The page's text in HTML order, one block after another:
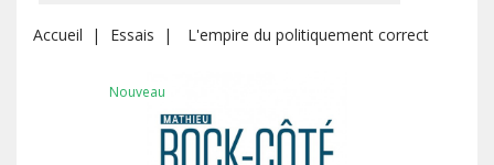
Accueil Essais L'empire du politiquement correct
Nouveau